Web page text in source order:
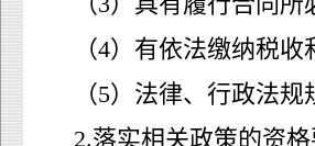
（4）有依法缴纳税
（5）法律、行政法
2.落实相关政策的资格